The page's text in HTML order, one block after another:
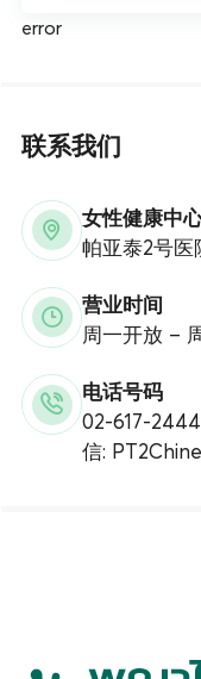
error
联系我们
女性健康中
帕亚泰2号医
营业时间
周一开放 –
电话号码
02-617-
信: